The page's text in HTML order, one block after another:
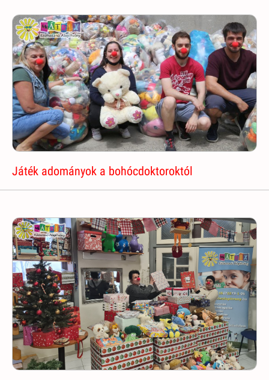
Játék adományok a bohócdoktoroktól